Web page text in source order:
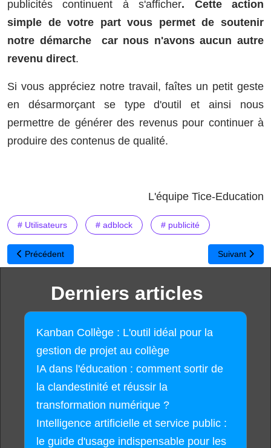
publicités continuent à s'afficher. Cette action
simple de votre part vous permet de soutenir
notre démarche car nous n'avons aucun autre
revenu direct.
Si vous appréciez notre travail, faîtes un petit geste
en désarmorçant se type d'outil et ainsi nous
permettre de générer des revenus pour continuer à
produire des contenus de qualité.
L'équipe Tice-Education
# Utilisateurs # adblock # publicité
Article précédent : Bonnes vacances
Précédent Article
Suivant
Derniers articles
Kanban Collège : L'outil idéal pour la
gestion de projet au collège
IA dans l'éducation : comment sortir de
la clandestinité et réussir la
transformation numérique ?
Intelligence artificielle et service public :
le guide d'usage indispensable pour les